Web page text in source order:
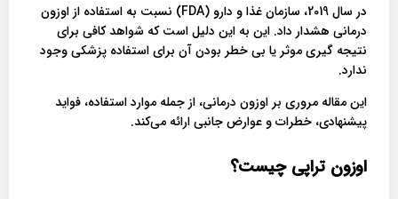
در سال 2019، سازمان غذا و دارو (FDA) نسبت به استفاده از اوزون
درمانی هشدار داد. این به این دلیل است که شواهد کافی برای
نتیجه گیری موثر یا بی خطر بودن آن برای استفاده پزشکی وجود
ندارد.
این مقاله مروری بر اوزون درمانی، از جمله موارد استفاده، فواید
پیشنهادی، خطرات و عوارض جانبی ارائه می‌کند.
اوزون تراپی چیست؟